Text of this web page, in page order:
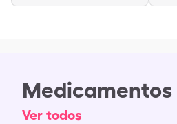
Medicamentos
Ver todos